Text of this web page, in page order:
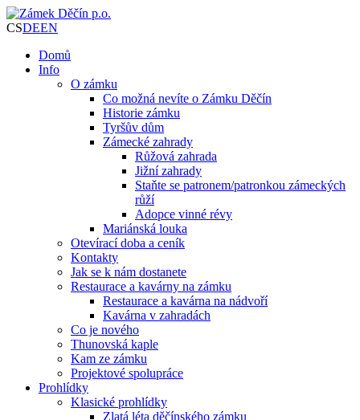
CSDEEN
Domů
Info
O zámku
Co možná nevíte o Zámku Děčín
Historie zámku
Tyršův dům
Zámecké zahrady
Růžová zahrada
Jižní zahrady
Staňte se patronem/patronkou zámeckých
růží
Adopce vinné révy
Mariánská louka
Otevírací doba a ceník
Kontakty
Jak se k nám dostanete
Restaurace a kavárny na zámku
Restaurace a kavárna na nádvoří
Kavárna v zahradách
Co je nového
Thunovská kaple
Kam ze zámku
Projektové spolupráce
Prohlídky
Klasické prohlídky
Zlatá léta děčínského zámku